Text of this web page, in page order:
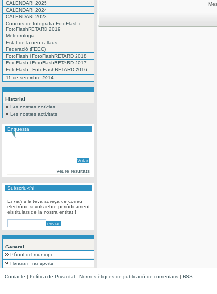
CALENDARI 2025
CALENDARI 2024
CALENDARI 2023
Concurs de fotografia FotoFlash i
FotoFlashRETARD 2019
Meteorologia
Estat de la neu i allaus
Federació (FEEC)
FotoFlash i FotoFlashRETARD 2018
FotoFlash i FotoFlashRETARD 2017
FotoFlash - FotoFlashRETARD 2016
11 de setembre 2014
Historial
Les nostres notícies
Les nostres activitats
Enquesta
Veure resultats
Subscriu-t'hi
Envia'ns la teva adreça de correu
electrònic si vols rebre periòdicament
els titulars de la nostra entitat !
General
Plànol del municipi
Horaris i Transports
Mes
Contacte | Política de Privacitat | Normes ètiques de publicació de comentaris | RSS